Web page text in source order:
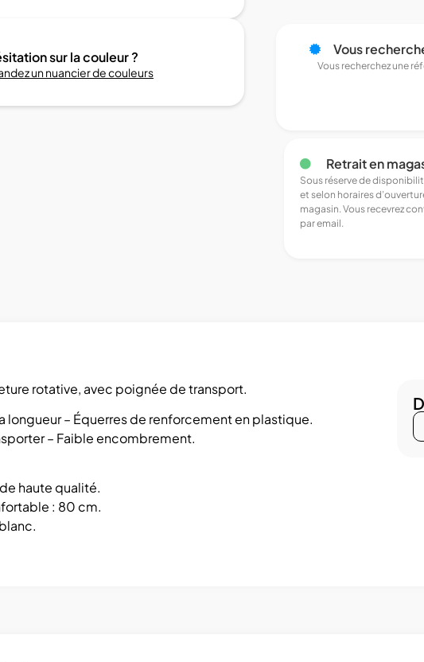
sur la couleur ?
un nuancier de couleurs
Vous
Vous recherchez une
Retrait en
Sous réserve de
et selon horaires
magasin. Vous recevrez
par email.
rotative, avec poignée de transport.
longueur – Équerres de renforcement en plastique.
– Faible encombrement.
haute qualité.
: 80 cm.